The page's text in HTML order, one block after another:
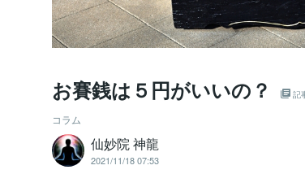
お賽銭は５円がいいの？ 記
コラム
仙妙院 神龍
2021/11/18 07:53